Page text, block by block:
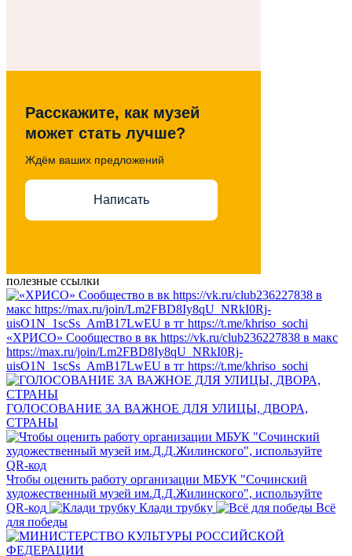
Расскажите, как музей
может стать лучше?
Ждём ваших предложений
Написать
полезные ссылки
«ХРИСО» Сообщество в вк https://vk.ru/club236227838 в макс
https://max.ru/join/Lm2FBD8Iy8qU_NRkI0Rj-
uisO1N_1scSs_AmB17LwEU в тг https://t.me/khriso_sochi
ГОЛОСОВАНИЕ ЗА ВАЖНОЕ ДЛЯ УЛИЦЫ, ДВОРА,
СТРАНЫ
Чтобы оценить работу организации МБУК "Сочинский
художественный музей им.Д.Д.Жилинского", используйте
QR-код
Клади трубку
Всё
для победы